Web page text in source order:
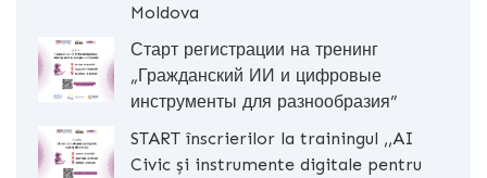
Moldova
Старт регистрации на тренинг
„Гражданский ИИ и цифровые
инструменты для разнообразия”
START înscrierilor la trainingul ,,AI
Civic și instrumente digitale pentru